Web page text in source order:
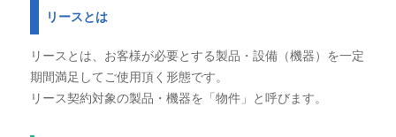
リースとは
リースとは、お客様が必要とする製品・設備（機器）を一定
期間満足してご使用頂く形態です。
リース契約対象の製品・機器を「物件」と呼びます。